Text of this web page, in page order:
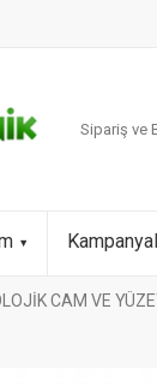
Sipariş ve
CAM VE